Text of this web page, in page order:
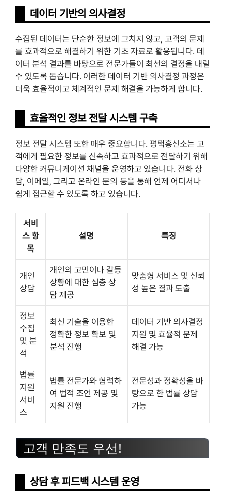
데이터 기반의 의사결정
수집된 데이터는 단순한 정보에 그치지 않고, 고객의 문제
를 효과적으로 해결하기 위한 기초 자료로 활용됩니다. 데
이터 분석 결과를 바탕으로 전문가들이 최선의 결정을 내릴
수 있도록 돕습니다. 이러한 데이터 기반 의사결정 과정은
더욱 효율적이고 체계적인 문제 해결을 가능하게 합니다.
효율적인 정보 전달 시스템 구축
정보 전달 시스템 또한 매우 중요합니다. 평택흥신소는 고
객에게 필요한 정보를 신속하고 효과적으로 전달하기 위해
다양한 커뮤니케이션 채널을 운영하고 있습니다. 전화 상
담, 이메일, 그리고 온라인 문의 등을 통해 언제 어디서나
쉽게 접근할 수 있도록 하고 있습니다.
서비
스 항
목
설명 특징
개인
상담
개인의 고민이나 갈등
상황에 대한 심층 상
담 제공
맞춤형 서비스 및 신뢰
성 높은 결과 도출
정보
수집
및 분
석
최신 기술을 이용한
정확한 정보 확보 및
분석 진행
데이터 기반 의사결정
지원 및 효율적 문제
해결 가능
법률
지원
서비
스
법률 전문가와 협력하
여 법적 조언 제공 및
지원 진행
전문성과 정확성을 바
탕으로 한 법률 상담
가능
고객 만족도 우선!
상담 후 피드백 시스템 운영